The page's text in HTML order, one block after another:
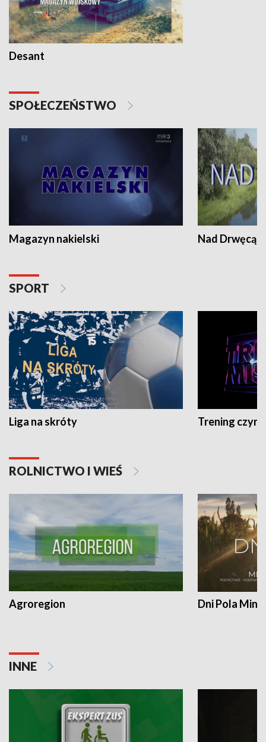
Desant
SPOŁECZEŃSTWO
Magazyn nakielski Nad Drwęcą
SPORT
Liga na skróty Trening czyni
ROLNICTWO I WIEŚ
Agroregion Dni Pola
INNE